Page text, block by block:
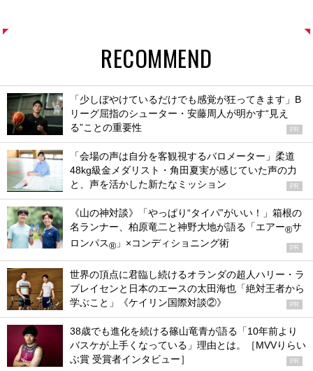
RECOMMEND
「少しぼやけているだけでも感覚が狂ってきます」B
リーグ屈指のシューター・安藤周人が明かす“見え
る”ことの重要性
PR
「会場の声は自分を客観視するバロメーター」柔道
48kg級金メダリスト・角田夏実が感じていた声の力
と、声を活かした新たなミッション
PR
《山の神対談》「やっぱり“タイパ”がいい！」箱根の
名ランナー、柏原竜二と神野大地が語る「エアー®サ
ロンパス® 」×コンディショニング術 PR
世界の頂点に君臨し続けるオランダの超人ハリー・ラ
ブレイセンと日本のエースの太田海也「絶対王者から
学ぶこと」《ケイリン国際対談②》
PR
38歳でも進化を続ける篠山竜青が語る「10年前より
バスケが上手くなっている」理由とは。［MVVりらい
ぶ賞 受賞者インタビュー］
PR